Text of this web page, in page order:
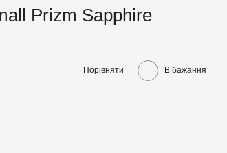
Prizm Sapphire
Порівняти В бажання